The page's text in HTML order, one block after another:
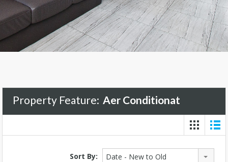
Property Feature: Aer Conditionat
Sort By: Date - New to Old